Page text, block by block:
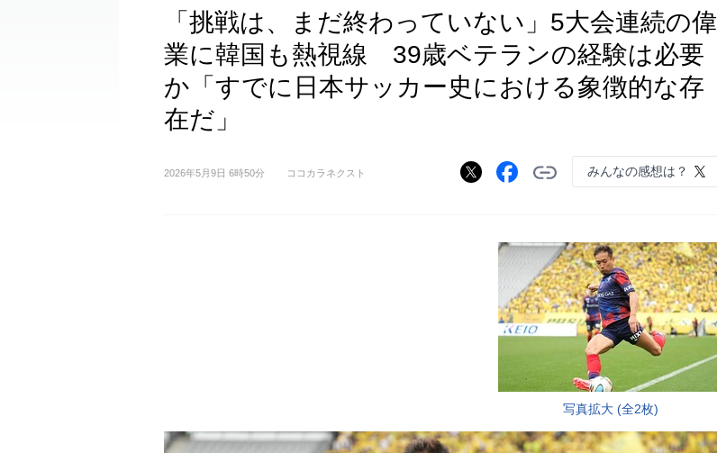
「挑戦は、まだ終わっていない」5大会連続の偉
業に韓国も熱視線 39歳ベテランの経験は必要
か「すでに日本サッカー史における象徴的な存
在だ」
2026年5月9日 6時50分 ココカラネクスト みんなの感想は？
写真拡大 (全2枚)